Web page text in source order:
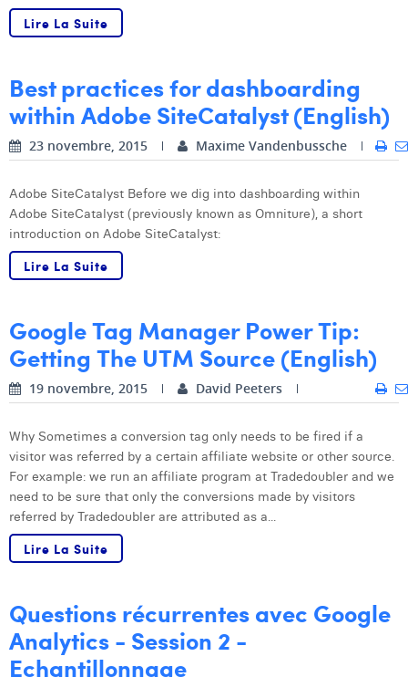
Olivia Lohest
Sebastiaan Reeskamp
Sven Bosschem
Thomas Kurevic
Thomas Riis
Victor Hayot
William Rezette
Lire La Suite
Best practices for dashboarding
within Adobe SiteCatalyst (English)
23 novembre, 2015 Maxime Vandenbussche
Adobe SiteCatalyst Before we dig into dashboarding within
Adobe SiteCatalyst (previously known as Omniture), a short
introduction on Adobe SiteCatalyst:
Lire La Suite
Google Tag Manager Power Tip:
Getting The UTM Source (English)
19 novembre, 2015 David Peeters
Why Sometimes a conversion tag only needs to be fired if a
visitor was referred by a certain affiliate website or other source.
For example: we run an affiliate program at Tradedoubler and we
need to be sure that only the conversions made by visitors
referred by Tradedoubler are attributed as a...
Lire La Suite
Questions récurrentes avec Google
Analytics - Session 2 -
Echantillonnage